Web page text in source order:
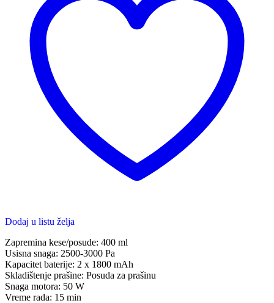
Dodaj u listu želja
Zapremina kese/posude: 400 ml
Usisna snaga: 2500-3000 Pa
Kapacitet baterije: 2 x 1800 mAh
Skladištenje prašine: Posuda za prašinu
Snaga motora: 50 W
Vreme rada: 15 min